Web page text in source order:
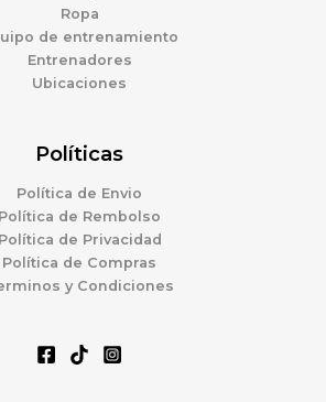
Ropa
de entrenamiento
Entrenadores
Ubicaciones
Políticas
Política de Envio
Política de Rembolso
Política de Privacidad
Política de Compras
y Condiciones